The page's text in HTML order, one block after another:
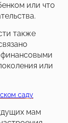
или что
также
финансовыми
или
саду
мам